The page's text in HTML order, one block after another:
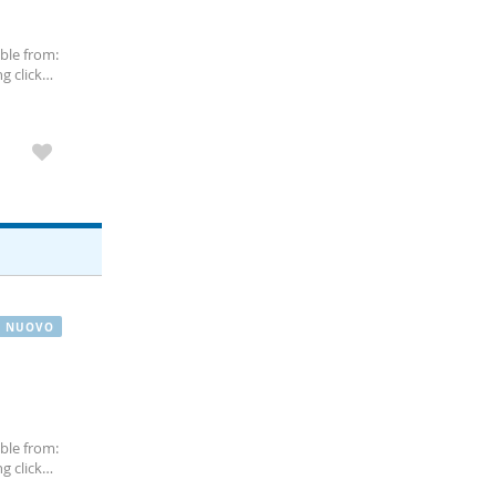
from:
click
from:
click
NUOVO